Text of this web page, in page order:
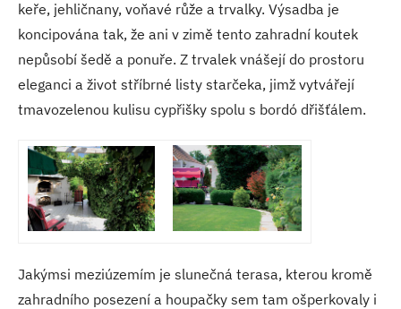
keře, jehličnany, voňavé růže a trvalky. Výsadba je
koncipována tak, že ani v zimě tento zahradní koutek
nepůsobí šedě a ponuře. Z trvalek vnášejí do prostoru
eleganci a život stříbrné listy starčeka, jimž vytvářejí
tmavozelenou kulisu cypřišky spolu s bordó dřišťálem.
Jakýmsi meziúzemím je slunečná terasa, kterou kromě
zahradního posezení a houpačky sem tam ošperkovaly i